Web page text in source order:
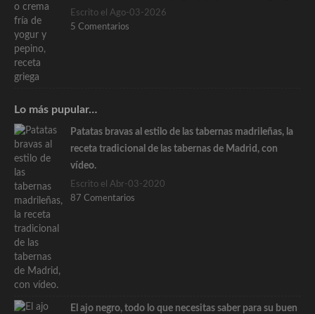
Escrito el Ago-03-2026
5 Comentarios
Lo más pupular…
Patatas bravas al estilo de las tabernas madrileñas, la
receta tradicional de las tabernas de Madrid, con
vídeo.
Escrito el Abr-03-2020
87 Comentarios
El ajo negro, todo lo que necesitas saber para su buen